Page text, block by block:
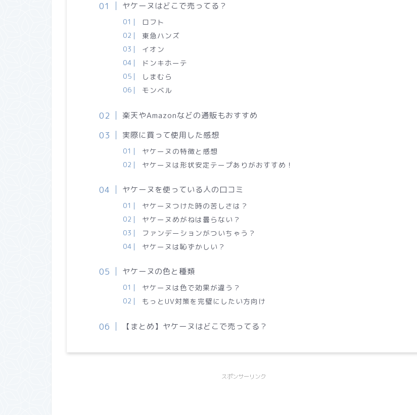
ヤケーヌはどこで売ってる？
ロフト
東急ハンズ
イオン
ドンキホーテ
しまむら
モンベル
楽天やAmazonなどの通販もおすすめ
実際に買って使用した感想
ヤケーヌの特徴と感想
ヤケーヌは形状安定テープありがおすすめ！
ヤケーヌを使っている人の口コミ
ヤケーヌつけた時の苦しさは？
ヤケーヌめがねは曇らない？
ファンデーションがついちゃう？
ヤケーヌは恥ずかしい？
ヤケーヌの色と種類
ヤケーヌは色で効果が違う？
もっとUV対策を完璧にしたい方向け
【まとめ】ヤケーヌはどこで売ってる？
スポンサーリンク